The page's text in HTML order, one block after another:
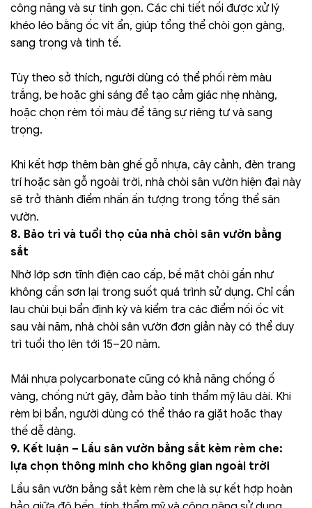
công năng và sự tinh gọn. Các chi tiết nối được xử lý
khéo léo bằng ốc vít ẩn, giúp tổng thể chòi gọn gàng,
sang trọng và tinh tế.
Tùy theo sở thích, người dùng có thể phối rèm màu
trắng, be hoặc ghi sáng để tạo cảm giác nhẹ nhàng,
hoặc chọn rèm tối màu để tăng sự riêng tư và sang
trọng.
Khi kết hợp thêm bàn ghế gỗ nhựa, cây cảnh, đèn trang
trí hoặc sàn gỗ ngoài trời, nhà chòi sân vườn hiện đại này
sẽ trở thành điểm nhấn ấn tượng trong tổng thể sân
vườn.
8. Bảo trì và tuổi thọ của nhà chòi sân vườn bằng
sắt
Nhờ lớp sơn tĩnh điện cao cấp, bề mặt chòi gần như
không cần sơn lại trong suốt quá trình sử dụng. Chỉ cần
lau chùi bụi bẩn định kỳ và kiểm tra các điểm nối ốc vít
sau vài năm, nhà chòi sân vườn đơn giản này có thể duy
trì tuổi thọ lên tới 15–20 năm.
Mái nhựa polycarbonate cũng có khả năng chống ố
vàng, chống nứt gãy, đảm bảo tính thẩm mỹ lâu dài. Khi
rèm bị bẩn, người dùng có thể tháo ra giặt hoặc thay
thế dễ dàng.
9. Kết luận – Lầu sân vườn bằng sắt kèm rèm che:
lựa chọn thông minh cho không gian ngoài trời
Lầu sân vườn bằng sắt kèm rèm che là sự kết hợp hoàn